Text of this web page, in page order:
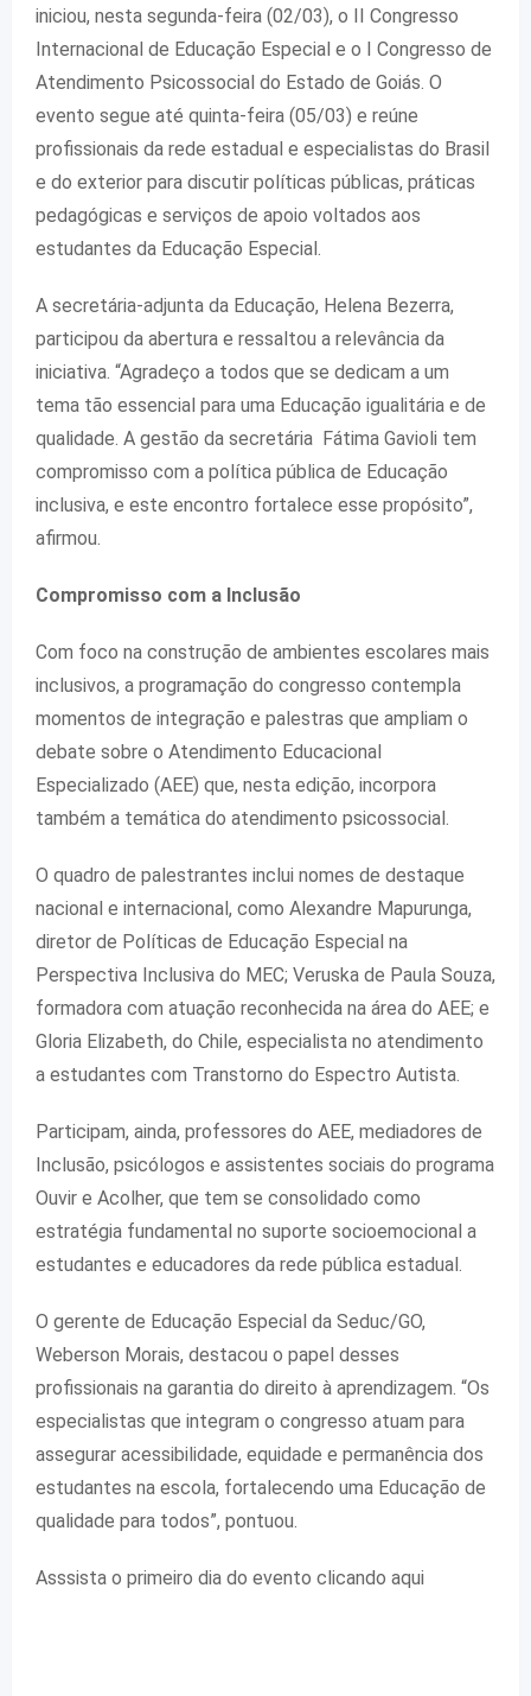
iniciou, nesta segunda-feira (02/03), o II Congresso
Internacional de Educação Especial e o I Congresso de
Atendimento Psicossocial do Estado de Goiás. O
evento segue até quinta-feira (05/03) e reúne
profissionais da rede estadual e especialistas do Brasil
e do exterior para discutir políticas públicas, práticas
pedagógicas e serviços de apoio voltados aos
estudantes da Educação Especial.
A secretária-adjunta da Educação, Helena Bezerra,
participou da abertura e ressaltou a relevância da
iniciativa. “Agradeço a todos que se dedicam a um
tema tão essencial para uma Educação igualitária e de
qualidade. A gestão da secretária Fátima Gavioli tem
compromisso com a política pública de Educação
inclusiva, e este encontro fortalece esse propósito”,
afirmou.
Compromisso com a Inclusão
Com foco na construção de ambientes escolares mais
inclusivos, a programação do congresso contempla
momentos de integração e palestras que ampliam o
debate sobre o Atendimento Educacional
Especializado (AEE) que, nesta edição, incorpora
também a temática do atendimento psicossocial.
O quadro de palestrantes inclui nomes de destaque
nacional e internacional, como Alexandre Mapurunga,
diretor de Políticas de Educação Especial na
Perspectiva Inclusiva do MEC; Veruska de Paula Souza,
formadora com atuação reconhecida na área do AEE; e
Gloria Elizabeth, do Chile, especialista no atendimento
a estudantes com Transtorno do Espectro Autista.
Participam, ainda, professores do AEE, mediadores de
Inclusão, psicólogos e assistentes sociais do programa
Ouvir e Acolher, que tem se consolidado como
estratégia fundamental no suporte socioemocional a
estudantes e educadores da rede pública estadual.
O gerente de Educação Especial da Seduc/GO,
Weberson Morais, destacou o papel desses
profissionais na garantia do direito à aprendizagem. “Os
especialistas que integram o congresso atuam para
assegurar acessibilidade, equidade e permanência dos
estudantes na escola, fortalecendo uma Educação de
qualidade para todos”, pontuou.
Asssista o primeiro dia do evento clicando aqui